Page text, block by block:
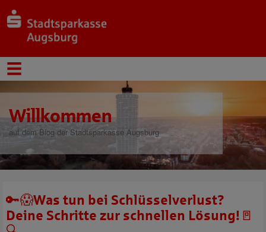
Willkommen
auf dem Blog der Stadtsparkasse Augsburg
🔑😱Was tun bei Schlüsselverlust?
Deine Schritte zur schnellen Lösung!🚪